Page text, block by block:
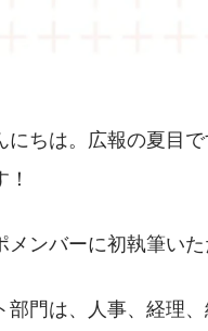
にちは。広報の夏目
メンバーに初執筆い
部門は、人事、経理